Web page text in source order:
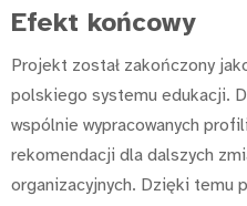
Efekt końcowy
Projekt został zakończony
polskiego systemu edukacji.
wspólnie wypracowanych
rekomendacji dla dalszych
organizacyjnych. Dzięki temu